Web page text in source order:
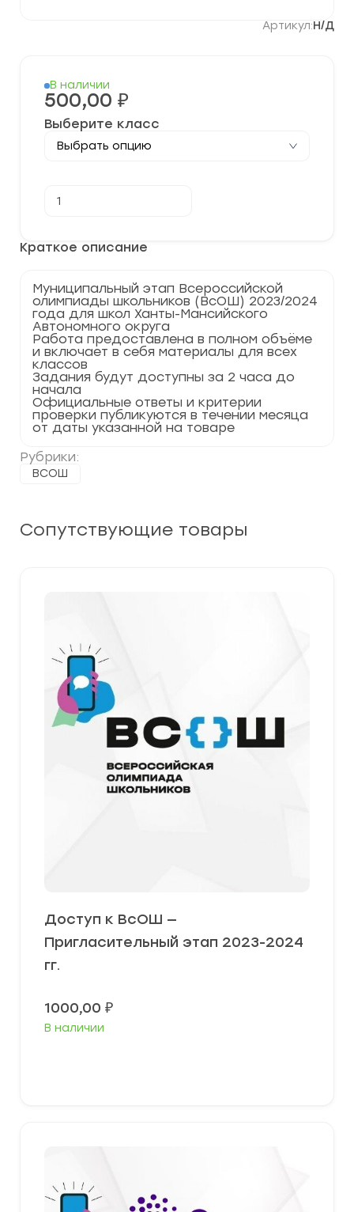
Артикул:Н/Д
Краткое описание
Муниципальный этап Всероссийской
олимпиады школьников (ВсОШ) 2023/2024
года для школ Ханты-Мансийского
Автономного округа
Работа предоставлена в полном объёме
и включает в себя материалы для всех
классов
Задания будут доступны за 2 часа до
начала
Официальные ответы и критерии
проверки публикуются в течении месяца
от даты указанной на товаре
Рубрики:
ВСОШ
В наличии
500,00 ₽
Выберите класс
товара
этап
по
2024
г.
ХМАО
86
регион
Сопутствующие товары
Доступ к ВсОШ —
Пригласительный этап 2023-2024
гг.
1000,00 ₽
В наличии